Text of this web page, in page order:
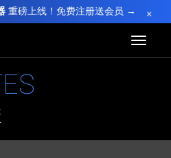
重磅上线！免费注册送会员 → ×
Toggle
自助建站、响应式网页设